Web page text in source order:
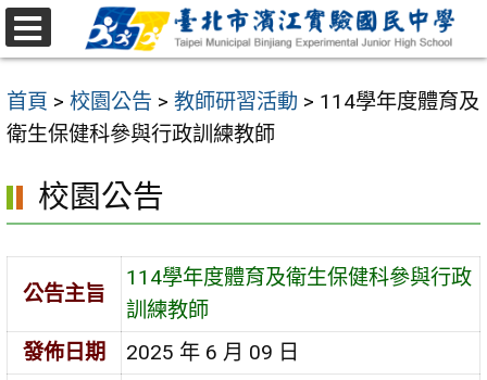
跳
至
要
內
區
首頁 > 校園公告 > 教師研習活動 > 114學年度體育及
衛生保健科參與行政訓練教師
校園公告
公告主旨
114學年度體育及衛生保健科參與行政
訓練教師
發佈日期
2025 年 6 月 09 日
選
單